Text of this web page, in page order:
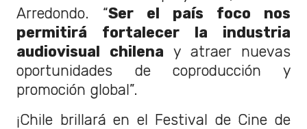
Arredondo. “Ser el país foco nos
permitirá fortalecer la industria
audiovisual chilena y atraer nuevas
oportunidades de coproducción y
promoción global”.
¡Chile brillará en el Festival de Cine de